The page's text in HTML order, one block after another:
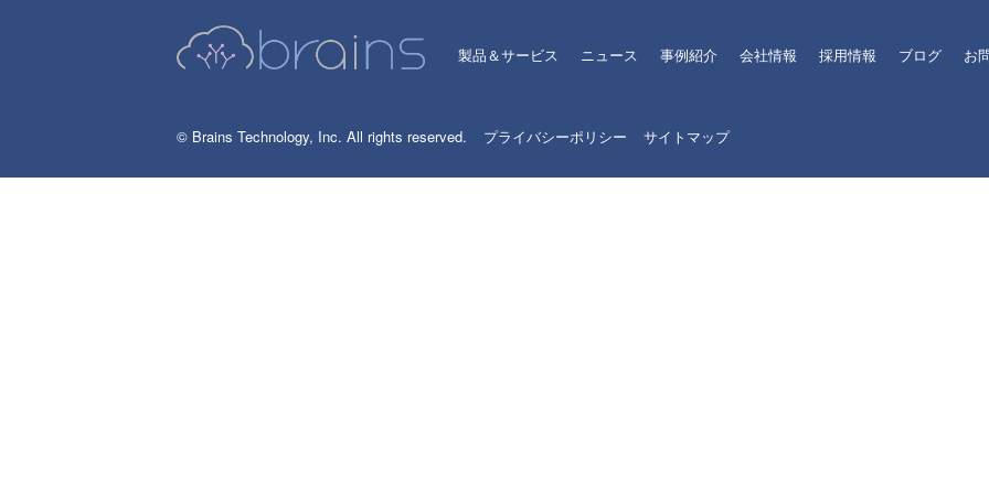
製品＆サービス ニュース 事例紹介 会社情報 採用情報 ブログ お
© Brains Technology, Inc. All rights reserved. プライバシーポリシー サイトマップ